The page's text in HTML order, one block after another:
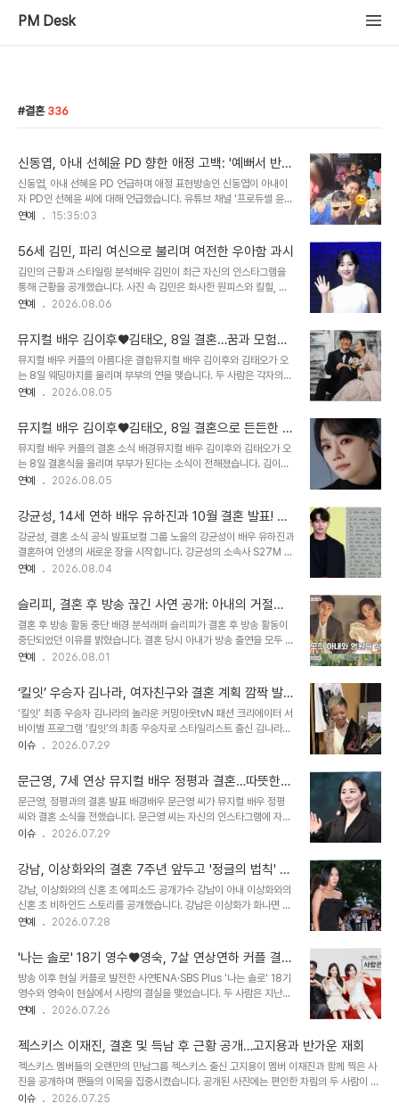
PM Desk
결혼 336
신동엽, 아내 선혜윤 PD 향한 애정 고백: '예뻐서 반했
다' 진심 담은 답변 공개
신동엽, 아내 선혜윤 PD 언급하며 애정 표현방송인 신동엽이 아내이
자 PD인 선혜윤 씨에 대해 언급했습니다. 유튜브 채널 '프로듀썰 윤일
상' 영상에서 윤일상은 선혜윤 씨의 매력을 칭찬하며 신동엽이 반한 이
함없는 애정을 드러냈습니다. 신동엽의 유쾌한 답변과 결혼 생활신동
엽은 '늘 살면서 팩트만 얘기하면 된다'고 덧붙이며 유머를 더했습니
다. 윤일상 역시 아내에게 빠진 이유로 '예뻐서'를 꼽았고, 신동엽은 이
에 대해 재치 있는 조언을 건넸습니다. 신동엽은 선혜윤 PD와 2006
년에 결혼하여 슬하에 두 자녀를 두고 행복한 가정을 이루고 있습니다.
적인 매력을 언급하며 신..
연예 15:35:03
56세 김민, 파리 여신으로 불리며 여전한 우아함 과시
김민의 근황과 스타일링 분석배우 김민이 최근 자신의 인스타그램을
통해 근황을 공개했습니다. 사진 속 김민은 화사한 원피스와 킬힐, 선
글라스로 우아하고 도도한 스타일을 선보였습니다. 변함없는 고급스
혜의 극찬과 김민의 과거 활동이를 본 동료 배우 황신혜는 김민을 '파
리의 여신'이라 칭하며 찬사를 보냈습니다. 김민은 과거 미국 이민 후
귀국하여 여러 드라마와 영화에 출연하며 활발한 활동을 펼쳤습니다.
김민의 결혼 생활과 딸의 성과김민은 하버드 MBA 출신의 사업가와
결혼하여 슬하에 딸 유나를 두고 있습니다. 딸 유나는 토론 대회에서
름다움과 가족의 성공배우 김민은 ..
연예 2026.08.06
뮤지컬 배우 김이후♥김태오, 8일 결혼…꿈과 모험을
함께할 든든한 동반자 탄생
뮤지컬 배우 커플의 아름다운 결합뮤지컬 배우 김이후와 김태오가 오
는 8일 웨딩마치를 울리며 부부의 연을 맺습니다. 두 사람은 각자의
SNS를 통해 결혼 소식을 알리며 설레는 마음을 전했습니다. 서로를
습니다. 서로에게 힘이 되는 든든한 동반자김이후는 소중한 여러분께
든든한 동행자를 만났다는 기쁜 소식을 전하며, 앞으로도 계속해서 꿈
을 꾸고 모험을 멈추지 않겠다고 다짐했습니다. 김태오는 혼자가 아니
라 함께 걸어갈 사람이 생겼다는 사실에 든든함과 감사를 느끼며, 더
나은 사람이 되고 더 좋은 배우가 되기를 희망한다고 전했습니다. 탄탄
더 뮤지컬'로 데뷔한 이후 다수의 ..
연예 2026.08.05
뮤지컬 배우 김이후♥김태오, 8일 결혼으로 든든한 동
반자 탄생 알리다
뮤지컬 배우 커플의 결혼 소식 배경뮤지컬 배우 김이후와 김태오가 오
는 8일 결혼식을 올리며 부부가 된다는 소식이 전해졌습니다. 김이후
는 자신의 계정을 통해 결혼 소식을 알리며 소중한 여러분께 든든한 동
나란히 올라 서로를 빛내며 살겠다는 포부를 밝혔습니다. 두 배우의 결
혼 소감 및 다짐김태오 역시 자신의 계정을 통해 8월 8일, 앞으로의
삶을 함께하고 싶은 사람과 결혼한다고 밝혔습니다. 혼자가 아니라 함
께 걸어갈 사람이 생겼다는 사실에 든든함과 감사를 느낀다고 소감을
전했습니다. 배우로서의 삶뿐 아니라 한 사람으로서 더 나은 사람이 되
주요 작품 활동김이후는 2..
연예 2026.08.05
강균성, 14세 연하 배우 유하진과 10월 결혼 발표! 인
생 2막 시작
강균성, 결혼 소식 공식 발표보컬 그룹 노을의 강균성이 배우 유하진과
결혼하여 인생의 새로운 장을 시작합니다. 강균성의 소속사 S27M 엔
터테인먼트는 오는 10월 30일에 결혼식이 진행될 예정이라고 공식
래를 약속하게 되었다고 합니다. 팬들에게 전하는 진심 어린 소감강균
성은 개인 계정을 통해 팬덤 '노을빛'에게 평생을 함께 걸어가고 싶은
소중한 사람을 만났다고 전했습니다. 늘 변함없이 응원해 준 팬들에게
감사함을 표하며, 앞으로도 따뜻한 마음으로 지켜봐 주고 축복해 주면
큰 힘이 될 것이라고 밝혔습니다. 그는 앞으로도 한 가정의 가장이자
동강균성의 예비 신부인..
연예 2026.08.04
슬리피, 결혼 후 방송 끊긴 사연 공개: 아내의 거절이
불러온 예상치 못한 결과
결혼 후 방송 활동 중단 배경 분석래퍼 슬리피가 결혼 후 방송 활동이
중단되었던 이유를 밝혔습니다. 결혼 당시 아내가 방송 출연을 모두 거
절했기 때문입니다. 비연예인인 아내에게 방송 출연은 큰 부담이었으
귀 과정유명 프로그램들로부터 수많은 섭외가 들어왔으나 아내의 거
절로 인해 일이 모두 끊기는 상황이 발생했습니다. 슬리피는 자신만을
원하는 곳이 없었다고 유머러스하게 설명했습니다. 몇 년 후, 아내는
큰 마음을 먹고 '동상이몽' 출연을 결정하며 방송에 복귀하게 되었습니
다. 슬리피 부부의 현재와 대중의 관심슬리피는 8살 연하의 김나현 씨
부부의 진솔한 이야기는 많은..
연예 2026.08.01
‘킬잇’ 우승자 김나라, 여자친구와 결혼 계획 깜짝 발
표하며 커밍아웃
‘킬잇’ 최종 우승자 김나라의 놀라운 커밍아웃tvN 패션 크리에이터 서
바이벌 프로그램 ‘킬잇’의 최종 우승자로 스타일리스트 출신 김나라가
선정되었습니다. 김나라는 우승 소감에서 자신의 여자친구를 언급하
은 이들의 이목을 집중시켰습니다. 김나라, 여자친구와의 결혼 발표로
감동 선사지난 28일 방송된 ‘킬잇’ 최종회에서 김나라는 상위 7명의
경쟁자들을 제치고 최고 득점으로 최종 우승을 차지했습니다. 우승자
로 호명된 김나라는 감격의 눈물을 흘리며 무대에 주저앉았습니다. 그
는 자신의 여자친구에게 감사를 표하며 결혼 계획을 깜짝 발표했습니
감을 통해 “저의 가장 멋진 파..
이슈 2026.07.29
문근영, 7세 연상 뮤지컬 배우 정평과 결혼…따뜻한
축복과 격려를 당부하다
문근영, 정평과의 결혼 발표 배경배우 문근영 씨가 뮤지컬 배우 정평
씨와 결혼 소식을 전했습니다. 문근영 씨는 자신의 인스타그램에 자필
편지를 공개하며 결혼 사실을 밝혔습니다. 편지에는 함께 걷고 싶은 사
활동 영역문근영 씨는 '국민 여동생'으로 불리며 대중적인 사랑을 받아
왔습니다. 이후 꾸준한 연기 활동으로 '바람의 화원'에서 대상까지 수
상하며 연기파 배우로 자리매김했습니다. 최근에는 넷플릭스 시리즈
와 연극 무대로 활동 영역을 넓히고 있습니다. 정평, 문근영과의 창작
활동 및 결혼식정평 씨는 뮤지컬과 연극 무대에서 활발히 활동해 온 배
문근영 씨가 이끈 창작 집..
이슈 2026.07.29
강남, 이상화와의 결혼 7주년 앞두고 '정글의 법칙' 첫
만남 회상하며 고백
강남, 이상화와의 신혼 초 에피소드 공개가수 강남이 아내 이상화와의
신혼 초 비하인드 스토리를 공개했습니다. 강남은 이상화가 화나면 반
려견들도 도망갈 정도의 아우라가 생긴다고 말하며, 부부싸움 중 이상
럼 강남은 반려견과 같은 서열임을 인정하며 웃음을 자아냈습니다. 결
혼 생활의 어려움과 '정글의 법칙' 경험이상민이 이혼에 대한 질문을
하자, 강남은 두 사람을 이어준 '정글의 법칙'에서의 첫 만남을 떠올렸
습니다. 그는 다시 태어나도 아내를 처음 만난 정글에는 절대 가지 않
겠다고 단호하게 말하며 스튜디오를 초토화시켰습니다. 또한, 어린 시
김민수와의 묘한 기류와 ..
연예 2026.07.28
'나는 솔로' 18기 영수♥영숙, 7살 연상연하 커플 결혼
성공 스토리
방송 이후 현실 커플로 발전한 사연ENA·SBS Plus '나는 솔로' 18기
영수와 영숙이 현실에서 사랑의 결실을 맺었습니다. 두 사람은 지난
25일 지인들의 소셜미디어 게시물을 통해 부부가 되었음을 공식적으
에서 다시 만나 연인으로 발전했습니다. 결혼식 현장과 동기들의 축하
결혼식에는 18기 동기들이 대거 참석하여 자리를 빛냈습니다. 사회는
영호가 맡았으며, 영수가 영숙을 위해 직접 축가를 불러 감동을 더했습
니다. 광수는 현장을 기록하고 순자는 영상을 게재하며 끈끈한 동기애
를 보여주었습니다. 제작진 또한 축하 화환을 보내 두 사람의 앞날을
연예 2026.07.26
젝스키스 이재진, 결혼 및 득남 후 근황 공개…고지용과 반가운 재회
젝스키스 멤버들의 오랜만의 만남그룹 젝스키스 출신 고지용이 멤버 이재진과 함께 찍은 사
진을 공개하며 팬들의 이목을 집중시켰습니다. 공개된 사진에는 편안한 차림의 두 사람이 식
사 중 다정하게 셀카를 찍는 모습이 담겨 있습니다. 무한도전 토토가 시즌2 이후 오랜만에
이슈 2026.07.25